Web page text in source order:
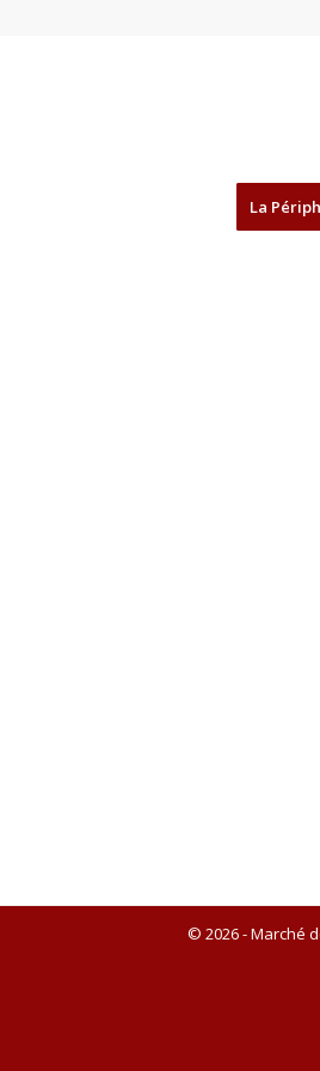
La
© 2026 - Marché